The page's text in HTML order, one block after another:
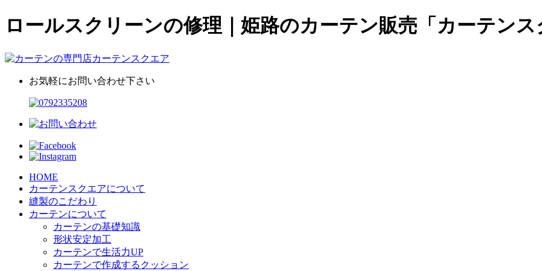
ロールスクリーンの修理｜姫路のカーテン販売「カーテン
お気軽にお問い合わせ下さい
HOME
カーテンスクエアについて
縫製のこだわり
カーテンについて
カーテンの基礎知識
形状安定加工
カーテンで生活力UP
カーテンで作成するクッション